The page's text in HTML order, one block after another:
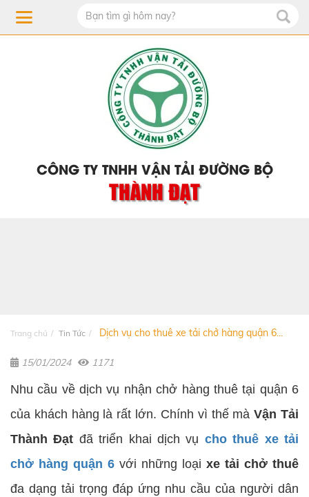
CÔNG TY TNHH VẬN TẢI ĐƯỜNG BỘ
THÀNH ĐẠT
Trang chủ Tin Tức Dịch vụ cho thuê xe tải chở hàng quận 6...
15/01/2024 1171
Nhu cầu về dịch vụ nhận chở hàng thuê tại quận 6
của khách hàng là rất lớn. Chính vì thế màVận Tải
Thành Đạt đã triển khai dịch vụ cho thuê xe tải
chở hàng quận 6 với những loại xe tải chở thuê
đa dạng tải trọng đáp ứng nhu cầu của người dân